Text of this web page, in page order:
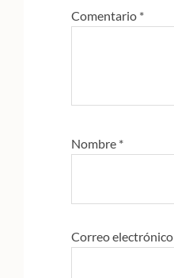
Comentario *
Nombre *
Correo electrónico